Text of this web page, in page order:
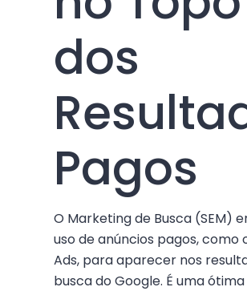
dos
Pagos
O Marketing de Busca (SEM)
uso de anúncios pagos, como
Ads, para aparecer nos
busca do Google. É uma